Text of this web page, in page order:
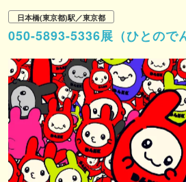
日本橋(東京都)駅／東京都
050-5893-5336展（ひとので